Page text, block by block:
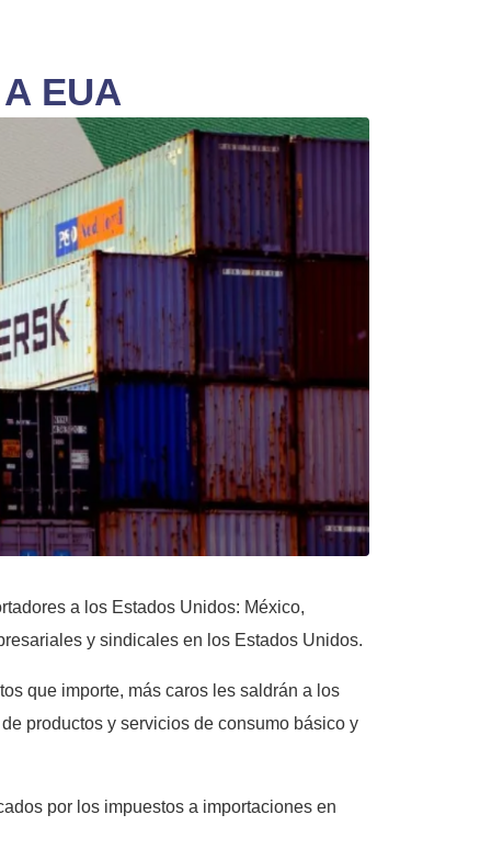
EUA
a los Estados Unidos: México,
y sindicales en los Estados Unidos.
que importe, más caros les saldrán a los
productos y servicios de consumo básico y
por los impuestos a importaciones en